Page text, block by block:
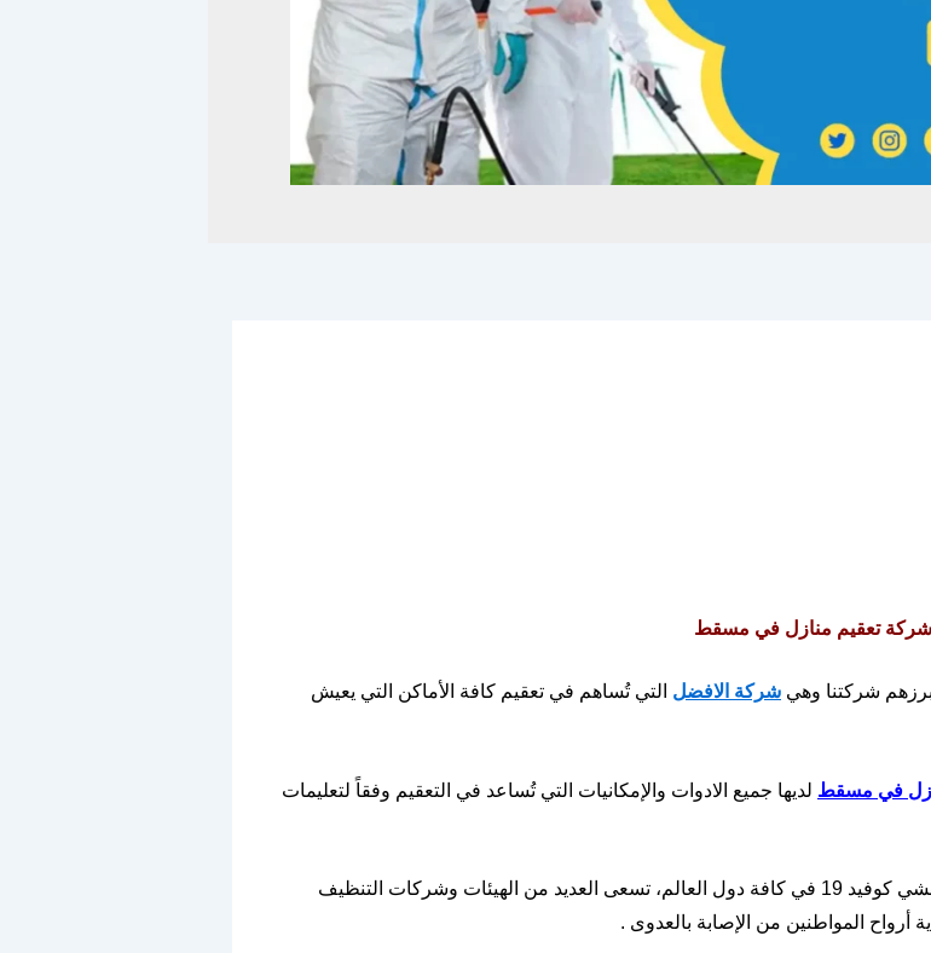
شركة تعقيم منازل في مسقط
شركتنا وهي شركة الافضل التي تُساهم في تعقيم كافة الأماكن التي يعيش
في مسقط لديها جميع الادوات والإمكانيات التي تُساعد في التعقيم وفقاً لتعليمات
كوفيد
في كافة دول العالم، تسعى العديد من الهيئات وشركات التنظيف
المواطنين من الإصابة بالعدوى .